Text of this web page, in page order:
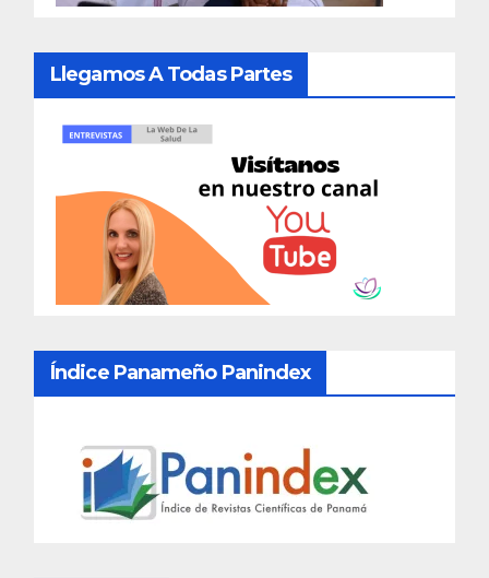
Llegamos A Todas Partes
Índice Panameño Panindex